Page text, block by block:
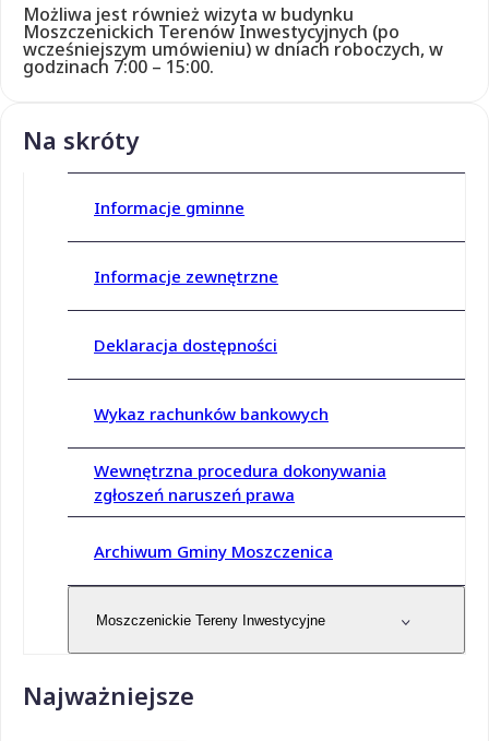
Możliwa jest również wizyta w budynku
Moszczenickich Terenów Inwestycyjnych (po
wcześniejszym umówieniu) w dniach roboczych, w
godzinach 7:00 – 15:00.
Na skróty
Informacje gminne
Informacje zewnętrzne
Deklaracja dostępności
Wykaz rachunków bankowych
Wewnętrzna procedura dokonywania
zgłoszeń naruszeń prawa
Archiwum Gminy Moszczenica
Moszczenickie Tereny Inwestycyjne
Najważniejsze